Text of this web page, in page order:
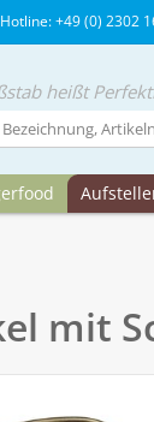
Hotline: +49 (0) 2302
heißt
mit